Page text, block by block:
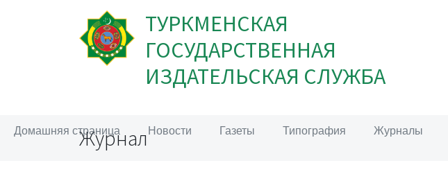
ТУРКМЕНСКАЯ
ГОСУДАРСТВЕННАЯ
ИЗДАТЕЛЬСКАЯ СЛУЖБА
Домашняя страница Новости Газеты Типография Журналы
Журнал